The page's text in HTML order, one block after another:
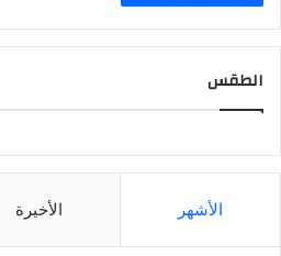
الطقس
الأشهر الأخيرة